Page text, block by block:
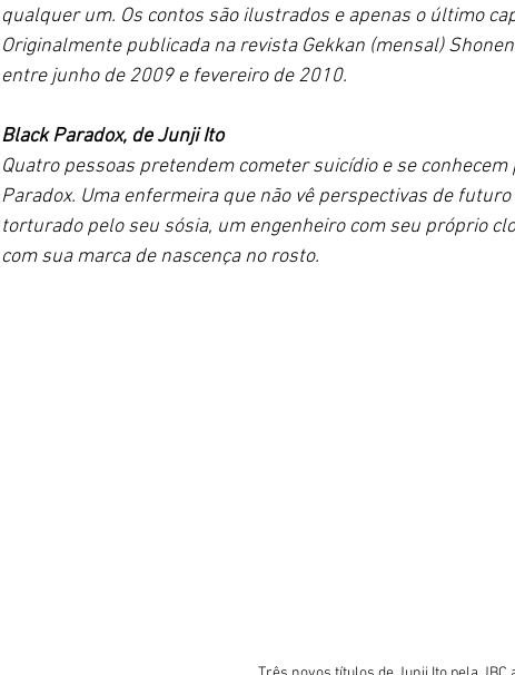
qualquer um. Os contos são ilustrados e apenas o último
Originalmente publicada na revista Gekkan (mensal)
entre junho de 2009 e fevereiro de 2010.
Black Paradox, de Junji Ito
Quatro pessoas pretendem cometer suicídio e se
Paradox. Uma enfermeira que não vê perspectivas de
torturado pelo seu sósia, um engenheiro com seu próprio
com sua marca de nascença no rosto.